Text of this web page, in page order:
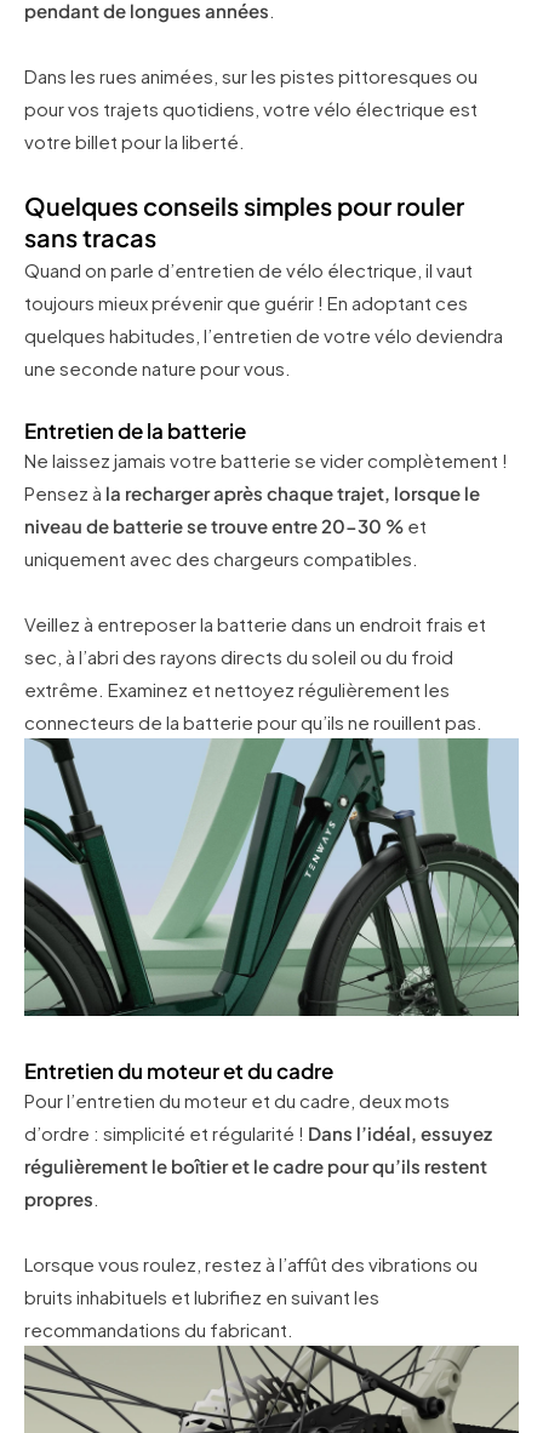
pendant de longues années
Dans les rues animées, sur les pistes pittoresques ou
pour vos trajets quotidiens, votre vélo électrique est
votre billet pour la liberté.
Quelques conseils simples pour rouler
sans tracas
Quand on parle d’entretien de vélo électrique, il vaut
toujours mieux prévenir que guérir ! En adoptant ces
quelques habitudes, l’entretien de votre vélo deviendra
une seconde nature pour vous.
Entretien de la batterie
Ne laissez jamais votre batterie se vider complètement !
Pensez à la recharger après chaque trajet, lorsque le
niveau de batterie se trouve entre 20-30 % et
uniquement avec des chargeurs compatibles.
Veillez à entreposer la batterie dans un endroit frais et
sec, à l’abri des rayons directs du soleil ou du froid
extrême. Examinez et nettoyez régulièrement les
connecteurs de la batterie pour qu’ils ne rouillent pas.
Entretien du moteur et du cadre
Pour l’entretien du moteur et du cadre, deux mots
d’ordre : simplicité et régularité ! Dans l’idéal, essuyez
régulièrement le boîtier et le cadre pour qu’ils restent
propres
Lorsque vous roulez, restez à l’affût des vibrations ou
bruits inhabituels et lubrifiez en suivant les
recommandations du fabricant.